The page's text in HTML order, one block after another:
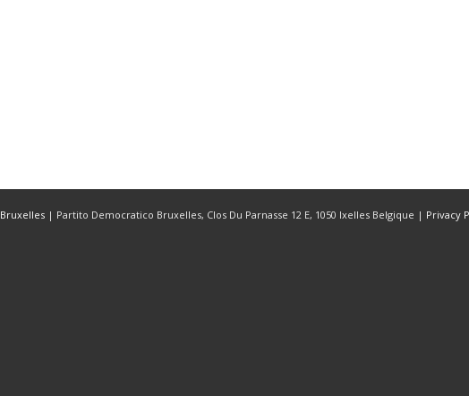
| Partito Democratico Bruxelles, Clos Du Parnasse 12 E, 1050 Ixelles Belgique | Privacy